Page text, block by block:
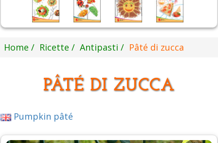
Home Ricette Antipasti Pâté di zucca
PÂTÉ DI ZUCCA
Pumpkin pâté